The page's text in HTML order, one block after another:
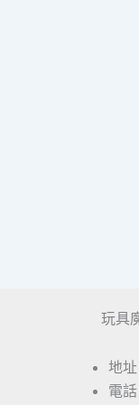
玩具
地
電